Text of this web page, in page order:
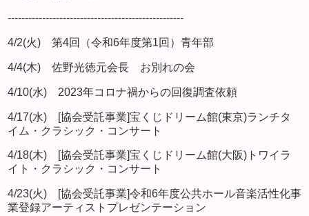
---------------------------------------------------
4/2(火) 第4回（令和6年度第1回）青年部
4/4(木) 佐野光徳元会長 お別れの会
4/10(水) 2023年コロナ禍からの回復調査依頼
4/17(水) [協会受託事業]宝くじドリーム館(東京)ランチタ
イム・クラシック・コンサート
4/18(木) [協会受託事業]宝くじドリーム館(大阪)トワイラ
イト・クラシック・コンサート
4/23(火) [協会受託事業]令和6年度公共ホール音楽活性化事
業登録アーティストプレゼンテーション